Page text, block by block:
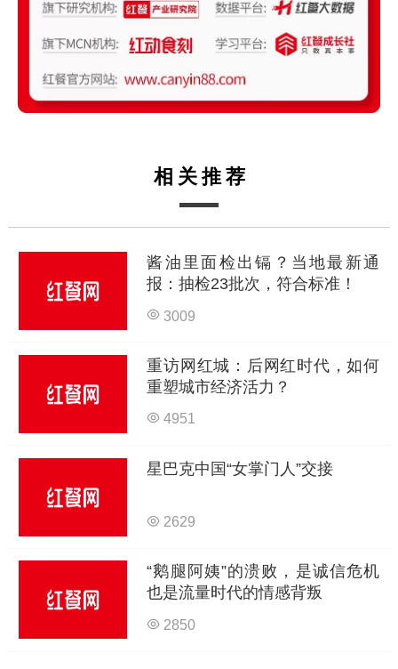
相关推荐
酱油里面检出镉？当地最新通
报：抽检23批次，符合标准！
3009
重访网红城：后网红时代，如何
重塑城市经济活力？
4951
星巴克中国“女掌门人”交接
2629
“鹅腿阿姨”的溃败，是诚信危机
也是流量时代的情感背叛
2850